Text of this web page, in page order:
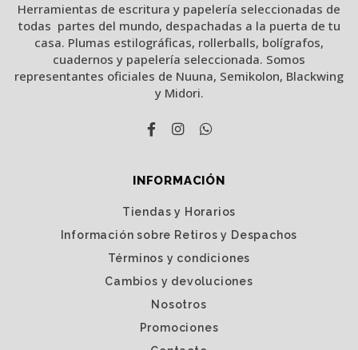
Herramientas de escritura y papelería seleccionadas de
todas partes del mundo, despachadas a la puerta de tu
casa. Plumas estilográficas, rollerballs, bolígrafos,
cuadernos y papelería seleccionada. Somos
representantes oficiales de Nuuna, Semikolon, Blackwing
y Midori.
INFORMACIÓN
Tiendas y Horarios
Información sobre Retiros y Despachos
Términos y condiciones
Cambios y devoluciones
Nosotros
Promociones